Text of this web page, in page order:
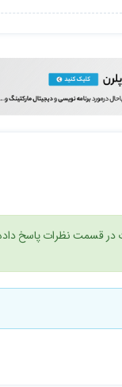
در قسمت نظرات پاسخ